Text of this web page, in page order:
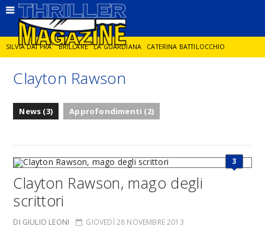
SILVIA DAI PRA' BRILLARE LA GUARDIANA CATERINA BATTILOCCHIO
JORGE DIAZ LA SPIA DELITTO IN CORNICE
Clayton Rawson
News (3) Approfondimenti (2)
3
Clayton Rawson, mago degli
scrittori
DI GIULIO LEONI GIOVEDÌ 28 NOVEMBRE 2013